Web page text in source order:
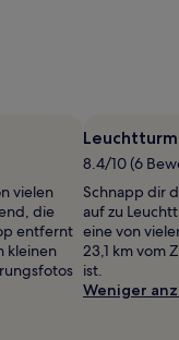
vielen
die
entfernt
kleinen
8.4/10 (6
Schnapp dir
auf zu
eine von
23,1 km vom
ist.
Weniger